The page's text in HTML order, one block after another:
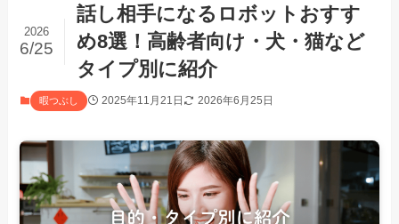
話し相手になるロボットおすす
め8選！高齢者向け・犬・猫など
タイプ別に紹介
2026
6/25
暇つぶし 2025年11月21日 2026年6月25日